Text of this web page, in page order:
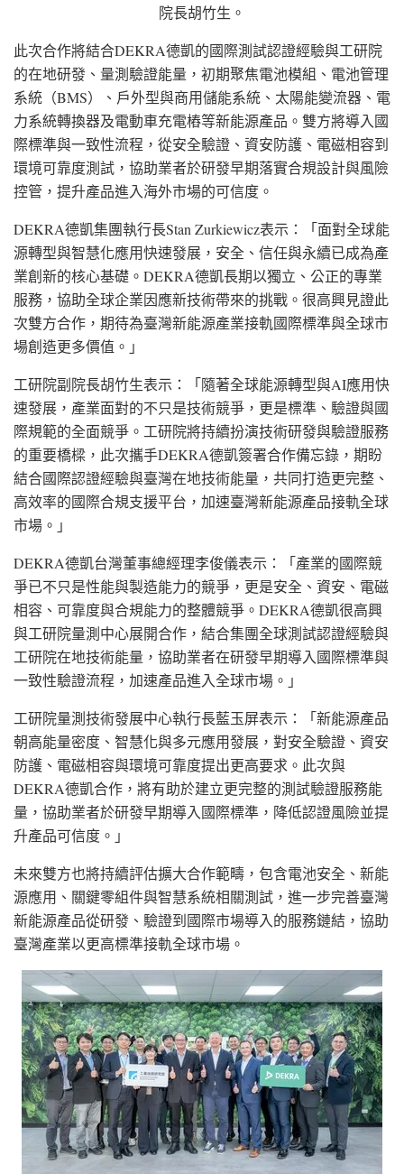
院長胡竹生。
此次合作將結合DEKRA德凱的國際測試認證經驗與工研院
的在地研發、量測驗證能量，初期聚焦電池模組、電池管理
系統（BMS）、戶外型與商用儲能系統、太陽能變流器、電
力系統轉換器及電動車充電樁等新能源產品。雙方將導入國
際標準與一致性流程，從安全驗證、資安防護、電磁相容到
環境可靠度測試，協助業者於研發早期落實合規設計與風險
控管，提升產品進入海外市場的可信度。
DEKRA德凱集團執行長StanZurkiewicz表示 ：「面對全球能
源轉型與智慧化應用快速發展，安全、信任與永續已成為產
業創新的核心基礎。DEKRA德凱長期以獨立、公正的專業
服務，協助全球企業因應新技術帶來的挑戰。很高興見證此
次雙方合作，期待為臺灣新能源產業接軌國際標準與全球市
場創造更多價值。」
工研院副院長胡竹生表示：「隨著全球能源轉型與AI應用快
速發展，產業面對的不只是技術競爭，更是標準、驗證與國
際規範的全面競爭。工研院將持續扮演技術研發與驗證服務
的重要橋樑，此次攜手DEKRA德凱簽署合作備忘錄，期盼
結合國際認證經驗與臺灣在地技術能量，共同打造更完整、
高效率的國際合規支援平台，加速臺灣新能源產品接軌全球
市場 。」
DEKRA德凱台灣董事總經理李俊儀表示：「產業的國際競
爭已不只是性能與製造能力的競爭，更是安全、資安、電磁
相容、可靠度與合規能力的整體競爭。DEKRA德凱很高興
與工研院量測中心展開合作，結合集團全球測試認證經驗與
工研院在地技術能量，協助業者在研發早期導入國際標準與
一致性驗證流程，加速產品進入全球市場。」
工研院量測技術發展中心執行長藍玉屏表示：「新能源產品
朝高能量密度、智慧化與多元應用發展，對安全驗證、資安
防護、電磁相容與環境可靠度提出更高要求。此次與
DEKRA德凱合作，將有助於建立更完整的測試驗證服務能
量，協助業者於研發早期導入國際標準，降低認證風險並提
升產品可信度。」
未來雙方也將持續評估擴大合作範疇，包含電池安全、新能
源應用、關鍵零組件與智慧系統相關測試，進一步完善臺灣
新能源產品從研發、驗證到國際市場導入的服務鏈結，協助
臺灣產業以更高標準接軌全球市場。